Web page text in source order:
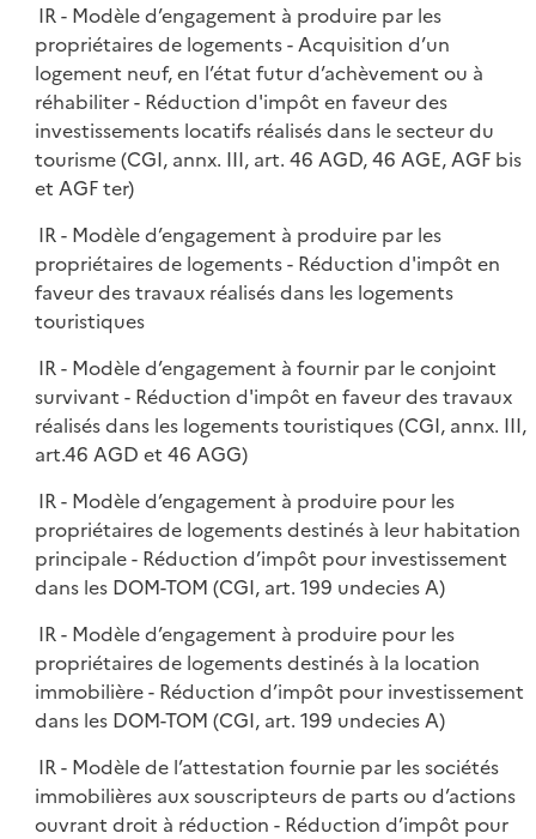
IR - Modèle d’engagement à produire par les
propriétaires de logements - Acquisition d’un
logement neuf, en l’état futur d’achèvement ou à
réhabiliter - Réduction d'impôt en faveur des
investissements locatifs réalisés dans le secteur du
tourisme (CGI, annx. III, art. 46 AGD, 46 AGE, AGF bis
et AGF ter)
IR - Modèle d’engagement à produire par les
propriétaires de logements - Réduction d'impôt en
faveur des travaux réalisés dans les logements
touristiques
IR - Modèle d’engagement à fournir par le conjoint
survivant - Réduction d'impôt en faveur des travaux
réalisés dans les logements touristiques (CGI, annx. III,
art.46 AGD et 46 AGG)
IR - Modèle d’engagement à produire pour les
propriétaires de logements destinés à leur habitation
principale - Réduction d’impôt pour investissement
dans les DOM-TOM (CGI, art. 199 undecies A)
IR - Modèle d’engagement à produire pour les
propriétaires de logements destinés à la location
immobilière - Réduction d’impôt pour investissement
dans les DOM-TOM (CGI, art. 199 undecies A)
IR - Modèle de l’attestation fournie par les sociétés
immobilières aux souscripteurs de parts ou d’actions
ouvrant droit à réduction - Réduction d’impôt pour